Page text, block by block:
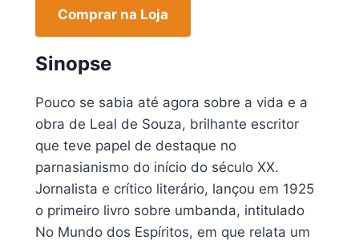
Comprar na Loja
Sinopse
Pouco se sabia até agora sobre a vida e a
obra de Leal de Souza, brilhante escritor
que teve papel de destaque no
parnasianismo do início do século XX.
Jornalista e crítico literário, lançou em 1925
o primeiro livro sobre umbanda, intitulado
No Mundo dos Espíritos, em que relata um